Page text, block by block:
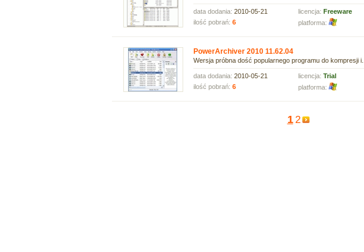
data dodania: 2010-05-21 licencja: Freeware
ilość pobrań: 6 platforma:
PowerArchiver 2010 11.62.04
Wersja próbna dość popularnego programu do kompresji i...
data dodania: 2010-05-21 licencja: Trial
ilość pobrań: 6 platforma:
12